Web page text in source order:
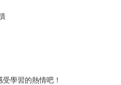
學習的熱情吧！